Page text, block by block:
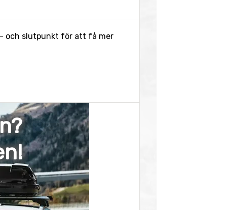
och slutpunkt för att få mer